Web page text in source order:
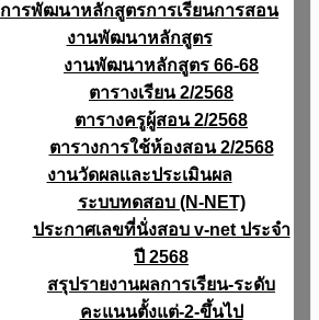
การพัฒนาหลักสูตรการเรียนการสอน
งานพัฒนาหลักสูตร
งานพัฒนาหลักสูตร 66-68
ตารางเรียน 2/2568
ตารางครูผู้สอน 2/2568
ตารางการใช้ห้องสอน 2/2568
งานวัดผลเเละประเมินผล
ระบบทดสอบ (N-NET)
ประกาศเลขที่นั่งสอบ v-net ประจำ
ปี 2568
สรุปรายงานผลการเรียน-ระดับ
คะแนนตั้งแต่-2-ขึ้นไป